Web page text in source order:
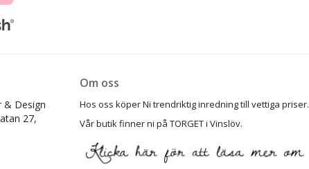
& Design
27,
Om oss
Hos oss köper Ni trendriktig inredning till vettiga priser.
Vår butik finner ni på TORGET i Vinslöv.